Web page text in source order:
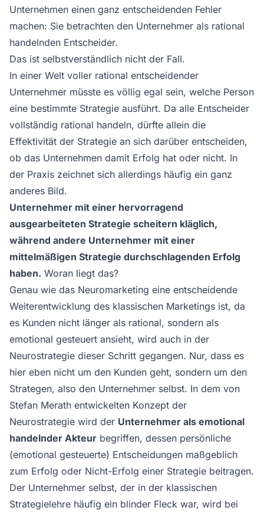
Unternehmen einen ganz entscheidenden Fehler
machen: Sie betrachten den Unternehmer als rational
handelnden Entscheider.
Das ist selbstverständlich nicht der Fall.
In einer Welt voller rational entscheidender
Unternehmer müsste es völlig egal sein, welche Person
eine bestimmte Strategie ausführt. Da alle Entscheider
vollständig rational handeln, dürfte allein die
Effektivität der Strategie an sich darüber entscheiden,
ob das Unternehmen damit Erfolg hat oder nicht. In
der Praxis zeichnet sich allerdings häufig ein ganz
anderes Bild.
Unternehmer mit einer hervorragend
ausgearbeiteten Strategie scheitern kläglich,
während andere Unternehmer mit einer
mittelmäßigen Strategie durchschlagenden Erfolg
haben. Woran liegt das?
Genau wie das Neuromarketing eine entscheidende
Weiterentwicklung des klassischen Marketings ist, da
es Kunden nicht länger als rational, sondern als
emotional gesteuert ansieht, wird auch in der
Neurostrategie dieser Schritt gegangen. Nur, dass es
hier eben nicht um den Kunden geht, sondern um den
Strategen, also den Unternehmer selbst. In dem von
Stefan Merath entwickelten Konzept der
Neurostrategie wird der Unternehmer als emotional
handelnder Akteur begriffen, dessen persönliche
(emotional gesteuerte) Entscheidungen maßgeblich
zum Erfolg oder Nicht-Erfolg einer Strategie beitragen.
Der Unternehmer selbst, der in der klassischen
Strategielehre häufig ein blinder Fleck war, wird bei